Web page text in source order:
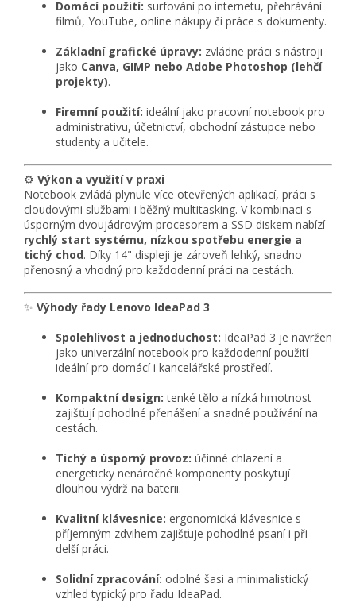
Domácí použití: surfování po internetu, přehrávání
filmů, YouTube, online nákupy či práce s dokumenty.
Základní grafické úpravy: zvládne práci s nástroji
jako Canva, GIMP nebo Adobe Photoshop (lehčí
projekty).
Firemní použití: ideální jako pracovní notebook pro
administrativu, účetnictví, obchodní zástupce nebo
studenty a učitele.
⚙️ Výkon a využití v praxi
Notebook zvládá plynule více otevřených aplikací, práci s
cloudovými službami i běžný multitasking. V kombinaci s
úsporným dvoujádrovým procesorem a SSD diskem nabízí
rychlý start systému, nízkou spotřebu energie a
tichý chod. Díky 14" displeji je zároveň lehký, snadno
přenosný a vhodný pro každodenní práci na cestách.
✨ Výhody řady Lenovo IdeaPad 3
Spolehlivost a jednoduchost: IdeaPad 3 je navržen
jako univerzální notebook pro každodenní použití –
ideální pro domácí i kancelářské prostředí.
Kompaktní design: tenké tělo a nízká hmotnost
zajišťují pohodlné přenášení a snadné používání na
cestách.
Tichý a úsporný provoz: účinné chlazení a
energeticky nenáročné komponenty poskytují
dlouhou výdrž na baterii.
Kvalitní klávesnice: ergonomická klávesnice s
příjemným zdvihem zajišťuje pohodlné psaní i při
delší práci.
Solidní zpracování: odolné šasi a minimalistický
vzhled typický pro řadu IdeaPad.